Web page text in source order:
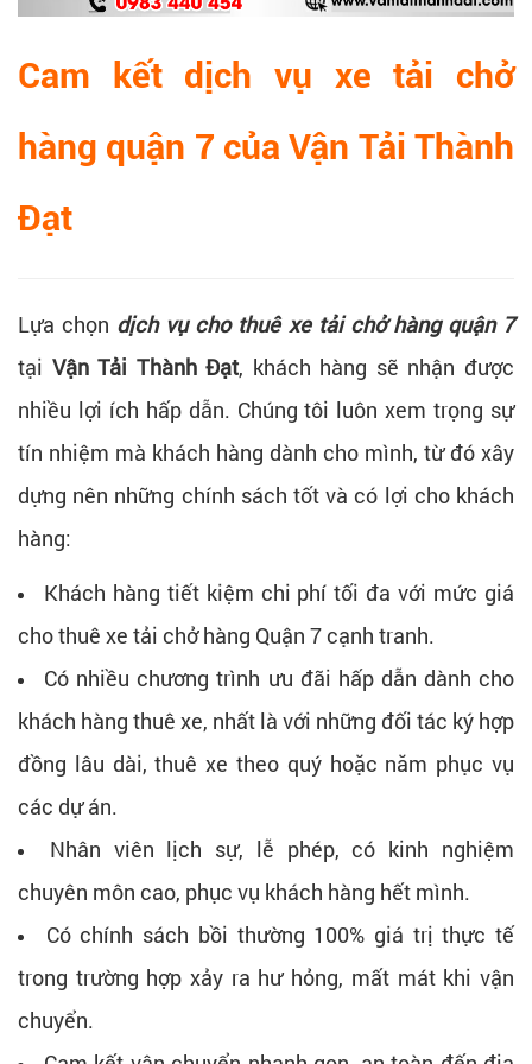
Cam kết dịch vụ xe tải chở
hàng quận 7 của Vận Tải Thành
Đạt
Lựa chọn dịch vụ cho thuê xe tải chở hàng quận 7
tại Vận Tải Thành Đạt, khách hàng sẽ nhận được
nhiều lợi ích hấp dẫn. Chúng tôi luôn xem trọng sự
tín nhiệm mà khách hàng dành cho mình, từ đó xây
dựng nên những chính sách tốt và có lợi cho khách
hàng:
Khách hàng tiết kiệm chi phí tối đa với mức giá
cho thuê xe tải chở hàng Quận 7 cạnh tranh.
Có nhiều chương trình ưu đãi hấp dẫn dành cho
khách hàng thuê xe, nhất là với những đối tác ký hợp
đồng lâu dài, thuê xe theo quý hoặc năm phục vụ
các dự án.
Nhân viên lịch sự, lễ phép, có kinh nghiệm
chuyên môn cao, phục vụ khách hàng hết mình.
Có chính sách bồi thường 100% giá trị thực tế
trong trường hợp xảy ra hư hỏng, mất mát khi vận
chuyển.